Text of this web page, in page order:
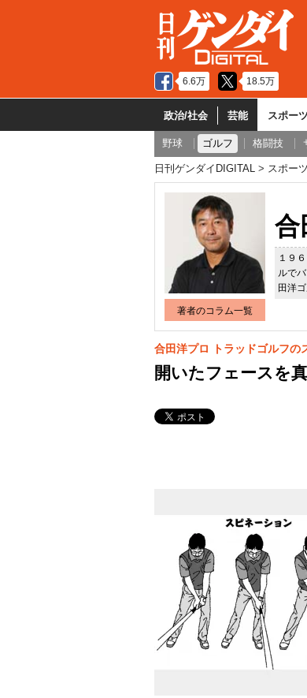
6.6万 18.5万
政治/社会 芸能 スポーツ
野球 ゴルフ 格闘技
日刊ゲンダイDIGITAL スポーツ
著者のコラム一覧
合
１９
ルで
田洋
合田洋プロ トラッドゴルフの
開いたフェースを